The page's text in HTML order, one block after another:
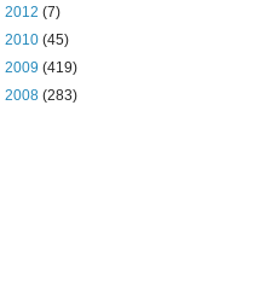
2012 (7)
2010 (45)
2009 (419)
2008 (283)